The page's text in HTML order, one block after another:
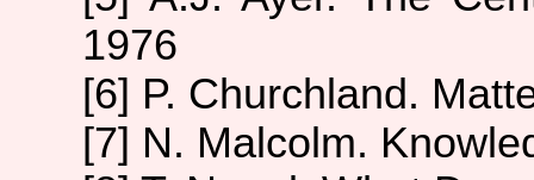
1976
[6] P. Churchland.
[7] N. Malcolm.